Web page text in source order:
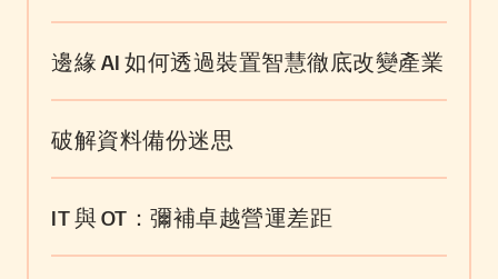
邊緣 AI 如何透過裝置智慧徹底改變產業
破解資料備份迷思
IT 與 OT：彌補卓越營運差距